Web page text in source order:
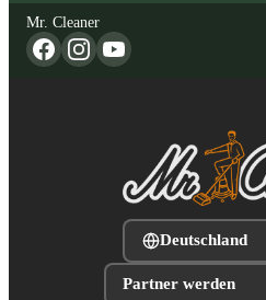
Mr. Cleaner
Deutschland
Partner werden